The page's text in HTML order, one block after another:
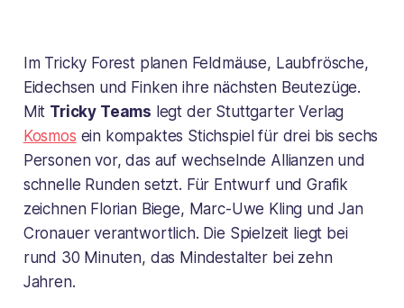
Im Tricky Forest planen Feldmäuse, Laubfrösche,
Eidechsen und Finken ihre nächsten Beutezüge.
Mit Tricky Teams legt der Stuttgarter Verlag
Kosmos ein kompaktes Stichspiel für drei bis sechs
Personen vor, das auf wechselnde Allianzen und
schnelle Runden setzt. Für Entwurf und Grafik
zeichnen Florian Biege, Marc-Uwe Kling und Jan
Cronauer verantwortlich. Die Spielzeit liegt bei
rund 30 Minuten, das Mindestalter bei zehn
Jahren.